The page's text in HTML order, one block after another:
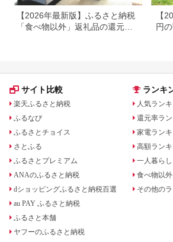
【2026年最新版】ふるさと納税
「食べ物以外」返礼品の還元率
【
円
サイト比較
楽天ふるさと納税
ふるなび
ふるさとチョイス
さとふる
ふるさとプレミアム
ANAのふるさと納税
dショッピングふるさと納税百選
au PAY ふるさと納税
ふるさと本舗
ヤフーのふるさと納税
ランキ
人気ラン
還元率ラ
家電ラン
高額ラン
一人暮らし
食べ物以外
その他の